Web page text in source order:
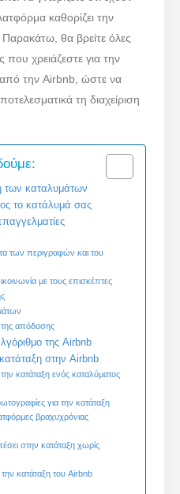
καθορίζει την
θα βρείτε όλες
που χρειάζεστε για την
την Airbnb, ώστε να
τη διαχείριση
των καταλυμάτων
το κατάλυμά σας
των περιγραφών και του
με τους επισκέπτες
απόδοσης
της Airbnb
στην Airbnb
κατάταξη ενός καταλύματος
για την κατάταξη
βραχυχρόνιας
στην κατάταξη χωρίς
κατάταξη του Airbnb